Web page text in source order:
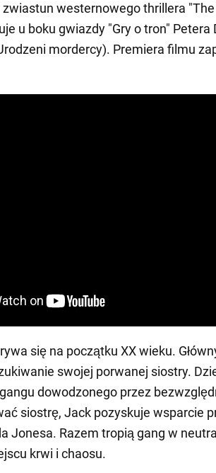
zwiastun westernowego thrillera
u boku gwiazdy "Gry o tron" Petera
mordercy). Premiera filmu
się na początku XX wieku.
swojej porwanej siostry.
dowodzonego przez
siostrę, Jack pozyskuje wsparcie
Jonesa. Razem tropią gang w
krwi i chaosu.